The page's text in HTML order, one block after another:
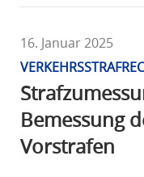
16. Januar 2025
Bemessung
Vorstrafen